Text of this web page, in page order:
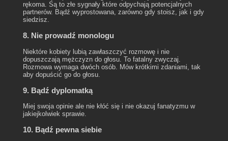
rękoma. Są to złe sygnały które odpychają potencjalnych
partnerów. Bądź wyprostowana, zarówno gdy stoisz, jak i gdy
siedzisz.
8. Nie prowadź monologu
Niektóre kobiety lubią zawłaszczyć rozmowę i nie
dopuszczają mężczyzn do głosu. To fatalny zwyczaj.
Rozmowa wymaga dwóch osób. Mów krótkimi zdaniami, tak
aby dopuścić go do głosu.
9. Bądź dyplomatką
Miej swoja opinie ale nie kłóć się i nie okazuj fanatyzmu w
jakiejkolwiek sprawie.
10. Bądź pewna siebie